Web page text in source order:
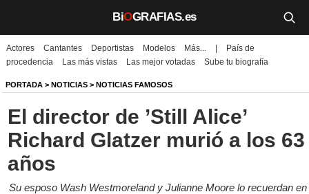
BiOGRAFIAS.es
Biografías
Películas
TV
Música
Un día como hoy
Actores Cantantes Deportistas Modelos Más...
País de
procedencia
Las más vistas Las mejor votadas Sube tu biografía
PORTADA > NOTICIAS > NOTICIAS FAMOSOS
El director de ’Still Alice’
Richard Glatzer murió a los 63
años
Su esposo Wash Westmoreland y Julianne Moore lo recuerdan en